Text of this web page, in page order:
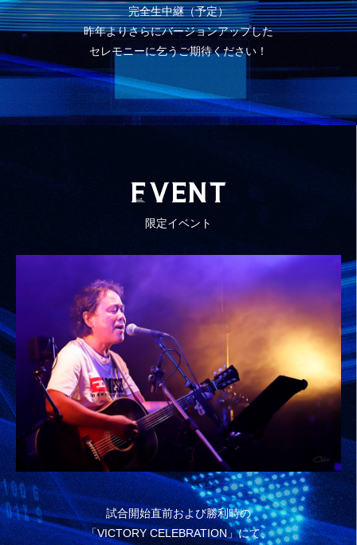
完全生中継（予定）
昨年よりさらにバージョンアップした
セレモニーに乞うご期待ください！
EVENT
限定イベント
試合開始直前および勝利時の
「VICTORY CELEBRATION」にて、